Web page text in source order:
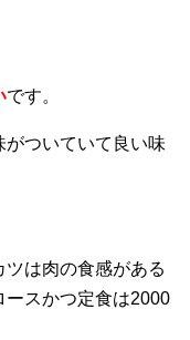
です。
ついていて良い味
は肉の食感がある
ースかつ定食は2000